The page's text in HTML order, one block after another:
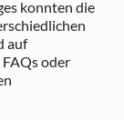
konnten die
auf
oder